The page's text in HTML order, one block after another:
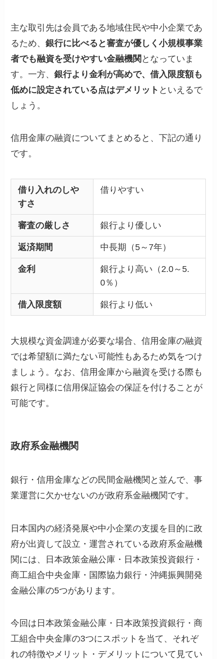
主な取引先は会員である地域住民や中小企業であ
るため、銀行に比べると審査が優しく小規模事業
者でも融資を受けやすい金融機関 となっていま
す。一方、銀行より金利が高めで、借入限度額も
低めに設定されている点はデメリット といえるで
しょう。
信用金庫の融資についてまとめると、下記の通り
です。
借り入れのしや
すさ
借りやすい
審査の厳しさ 銀行より優しい
返済期間 中長期（5～7年）
金利
銀行より高い（2.0～5.
0％）
借入限度額 銀行より低い
大規模な資金調達が必要な場合、信用金庫の融資
では希望額に満たない可能性もあるため気をつけ
ましょう。なお、信用金庫から融資を受ける際も
銀行と同様に信用保証協会の保証を付けることが
可能です。
政府系金融機関
銀行・信用金庫などの民間金融機関と並んで、事
業運営に欠かせないのが政府系金融機関です。
日本国内の経済発展や中小企業の支援を目的に政
府が出資して設立・運営されている政府系金融機
関には、日本政策金融公庫・日本政策投資銀行・
商工組合中央金庫・国際協力銀行・沖縄振興開発
金融公庫の5つがあります。
今回は日本政策金融公庫・日本政策投資銀行・商
工組合中央金庫の3つにスポットを当て、それぞ
れの特徴やメリット・デメリットについて見てい